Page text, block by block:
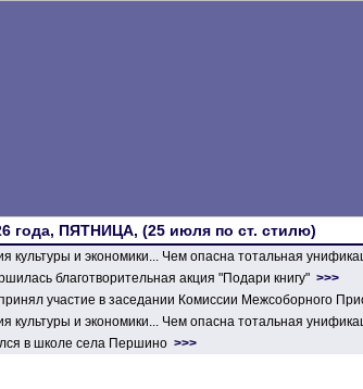
года, ПЯТНИЦА, (25 июля по ст. стилю)
культуры и экономики... Чем опасна тотальная
благотворительная акция "Подари книгу" >>>
участие в заседании Комиссии Межсоборного
культуры и экономики... Чем опасна тотальная
в школе села Першино >>>